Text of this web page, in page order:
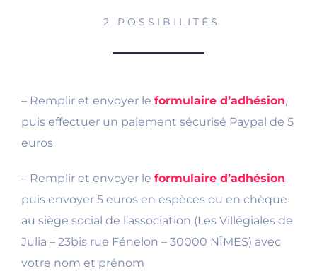
2 POSSIBILITÉS
– Remplir et envoyer le formulaire d’adhésion,
puis effectuer un paiement sécurisé Paypal de 5
euros
– Remplir et envoyer le formulaire d’adhésion
puis envoyer 5 euros en espèces ou en chèque
au siège social de l’association (Les Villégiales de
Julia – 23bis rue Fénelon – 30000 NÎMES) avec
votre nom et prénom